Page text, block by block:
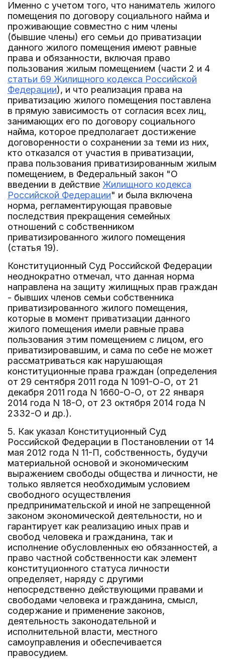
Именно с учетом того, что наниматель жилого
помещения по договору социального найма и
проживающие совместно с ним члены
(бывшие члены) его семьи до приватизации
данного жилого помещения имеют равные
права и обязанности, включая право
пользования жилым помещением (части 2 и 4
статьи 69 Жилищного кодекса Российской
Федерации), и что реализация права на
приватизацию жилого помещения поставлена
в прямую зависимость от согласия всех лиц,
занимающих его по договору социального
найма, которое предполагает достижение
договоренности о сохранении за теми из них,
кто отказался от участия в приватизации,
права пользования приватизированным жилым
помещением, в Федеральный закон "О
введении в действие Жилищного кодекса
Российской Федерации" и была включена
норма, регламентирующая правовые
последствия прекращения семейных
отношений с собственником
приватизированного жилого помещения
(статья 19).
Конституционный Суд Российской Федерации
неоднократно отмечал, что данная норма
направлена на защиту жилищных прав граждан
- бывших членов семьи собственника
приватизированного жилого помещения,
которые в момент приватизации данного
жилого помещения имели равные права
пользования этим помещением с лицом, его
приватизировавшим, и сама по себе не может
рассматриваться как нарушающая
конституционные права граждан (определения
от 29 сентября 2011 года N 1091-О-О, от 21
декабря 2011 года N 1660-О-О, от 22 января
2014 года N 18-О, от 23 октября 2014 года N
2332-О и др.).
5. Как указал Конституционный Суд
Российской Федерации в Постановлении от 14
мая 2012 года N 11-П, собственность, будучи
материальной основой и экономическим
выражением свободы общества и личности, не
только является необходимым условием
свободного осуществления
предпринимательской и иной не запрещенной
законом экономической деятельности, но и
гарантирует как реализацию иных прав и
свобод человека и гражданина, так и
исполнение обусловленных ею обязанностей, а
право частной собственности как элемент
конституционного статуса личности
определяет, наряду с другими
непосредственно действующими правами и
свободами человека и гражданина, смысл,
содержание и применение законов,
деятельность законодательной и
исполнительной власти, местного
самоуправления и обеспечивается
правосудием.